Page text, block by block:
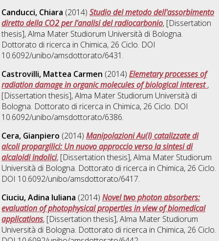
Canducci, Chiara (2014)Studio del metodo dell'assorbimento
diretto della CO2 per l'analisi del radiocarbonio, [Dissertation
thesis], Alma Mater Studiorum Università di Bologna.
Dottorato di ricerca in Chimica, 26 Ciclo. DOI
10.6092/unibo/amsdottorato/6431.
Castrovilli, Mattea Carmen (2014)Elemetary processes of
radiation damage in organic molecules of biological interest,
[Dissertation thesis], Alma Mater Studiorum Università di
Bologna. Dottorato di ricerca in Chimica, 26 Ciclo. DOI
10.6092/unibo/amsdottorato/6386.
Cera, Gianpiero (2014)Manipolazioni Au(I) catalizzate di
alcoli propargilici: Un nuovo approccio verso la sintesi di
alcaloidi indolici, [Dissertation thesis], Alma Mater Studiorum
Università di Bologna. Dottorato di ricerca in Chimica, 26 Ciclo.
DOI 10.6092/unibo/amsdottorato/6417.
Ciuciu, Adina Iuliana (2014)Novel two photon absorbers:
evaluation of photophysical properties in view of biomedical
applications, [Dissertation thesis], Alma Mater Studiorum
Università di Bologna. Dottorato di ricerca in Chimica, 26 Ciclo.